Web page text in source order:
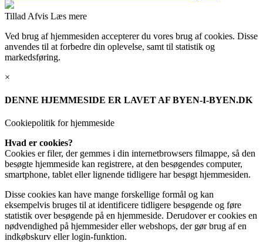
Tillad Afvis Læs mere
Ved brug af hjemmesiden accepterer du vores brug af cookies. Disse
anvendes til at forbedre din oplevelse, samt til statistik og
markedsføring.
×
DENNE HJEMMESIDE ER LAVET AF BYEN-I-BYEN.DK
Cookiepolitik for hjemmeside
Hvad er cookies?
Cookies er filer, der gemmes i din internetbrowsers filmappe, så den
besøgte hjemmeside kan registrere, at den besøgendes computer,
smartphone, tablet eller lignende tidligere har besøgt hjemmesiden.
Disse cookies kan have mange forskellige formål og kan
eksempelvis bruges til at identificere tidligere besøgende og føre
statistik over besøgende på en hjemmeside. Derudover er cookies en
nødvendighed på hjemmesider eller webshops, der gør brug af en
indkøbskurv eller login-funktion.